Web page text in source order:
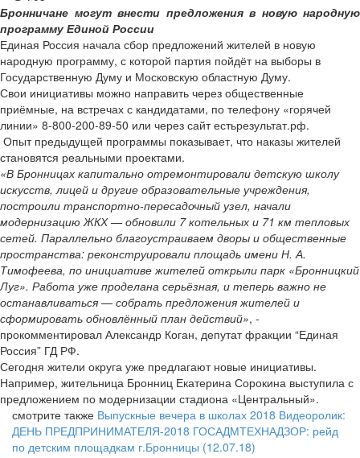
Бронничане могут внести предложения в новую народную
программу Единой России
Единая Россия начала сбор предложений жителей в новую
народную программу, с которой партия пойдёт на выборы в
Государственную Думу и Московскую областную Думу.
Свои инициативы можно направить через общественные
приёмные, на встречах с кандидатами, по телефону «горячей
линии» 8-800-200-89-50 или через сайт естьрезультат.рф.
Опыт предыдущей программы показывает, что наказы жителей
становятся реальными проектами.
«В Бронницах капитально отремонтировали детскую школу
искусств, лицей и другие образовательные учреждения,
построили транспортно-пересадочный узел, начали
модернизацию ЖКХ — обновили 7 котельных и 71 км тепловых
сетей. Параллельно благоустраиваем дворы и общественные
пространства: реконструировали площадь имени Н. А.
Тимофеева, по инициативе жителей открыли парк «Бронницкий
Луг». Работа уже проделана серьёзная, и теперь важно не
останавливаться — собрать предложения жителей и
сформировать обновлённый план действий», -
прокомментировал Александр Коган, депутат фракции “Единая
Россия” ГД РФ.
Сегодня жители округа уже предлагают новые инициативы.
Например, жительница Бронниц Екатерина Сорокина выступила с
предложением по модернизации стадиона «Центральный».
смотрите также Выпускные вечера в школах 2018 Видеоролик:
ДЕНЬ ПРЕДПРИНИМАТЕЛЯ-2018 ГОСАДМТЕХНАДЗОР: рейд
по детским площадкам г.Бронницы (12.07.18)